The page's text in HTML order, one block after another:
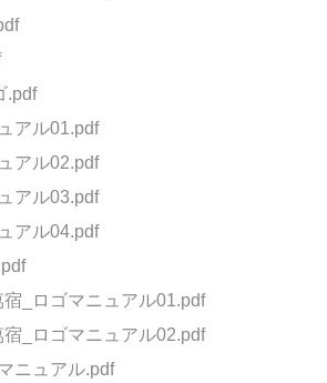
.pdf
アル01.pdf
アル02.pdf
アル03.pdf
アル04.pdf
_ロゴマニュアル01.pdf
_ロゴマニュアル02.pdf
ニュアル.pdf